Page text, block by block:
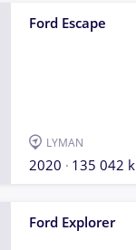
Ford Escape
LYMAN
2020 135 042
Ford Explorer